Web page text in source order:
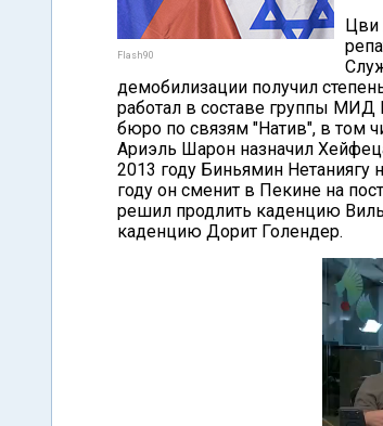
Flash90
Цви
демобилизации получил
работал в составе группы МИД
бюро по связям "Натив", в том
Ариэль Шарон назначил
2013 году Биньямин Нетаниягу
году он сменит в Пекине на
решил продлить каденцию
каденцию Дорит Голендер.